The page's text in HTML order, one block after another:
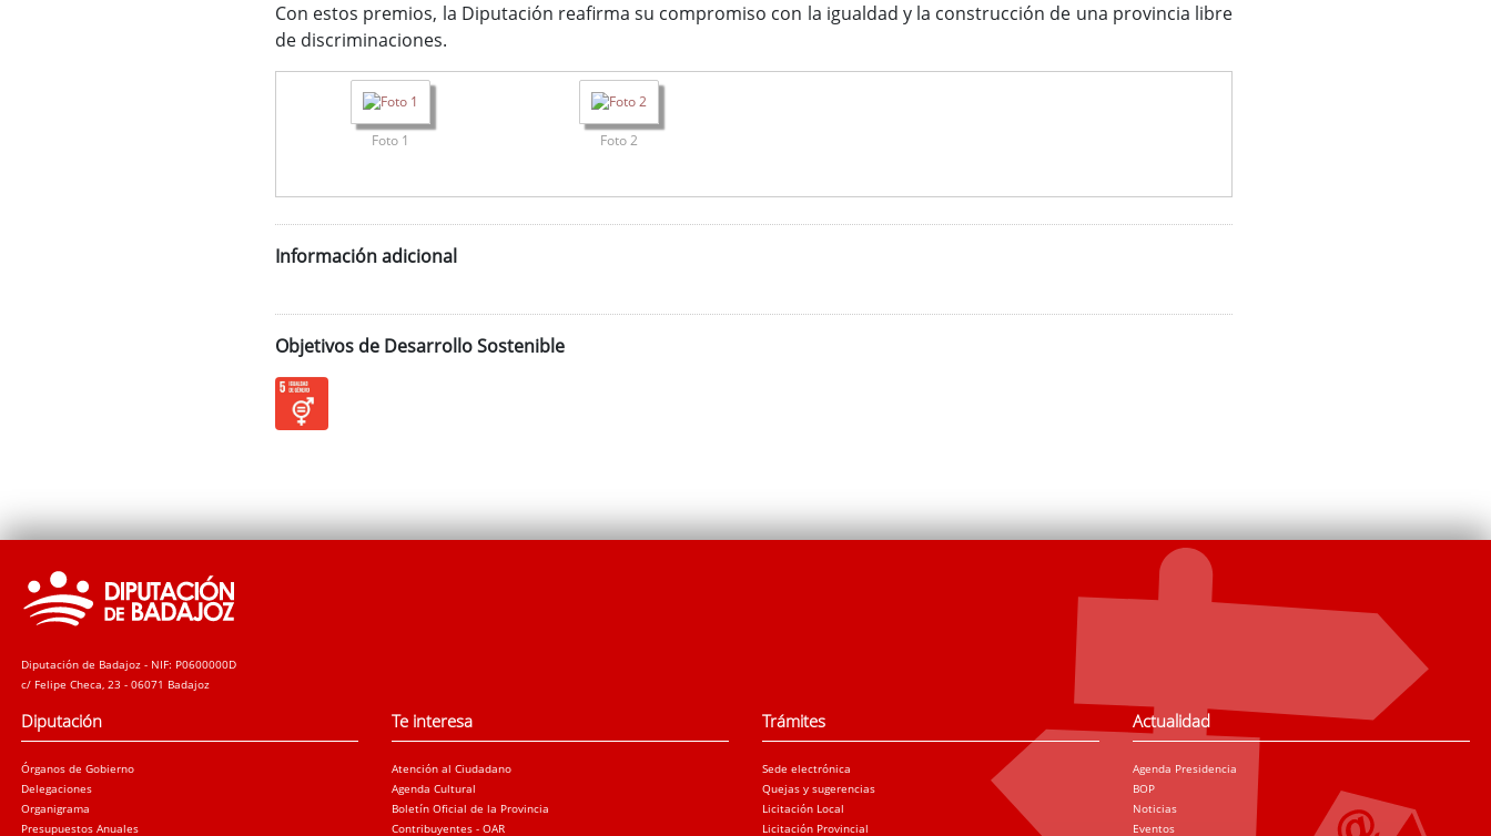
Con estos premios, la Diputación reafirma su compromiso con la igualdad y la construcción de una provincia libre
de discriminaciones.
Foto 1 Foto 2
Información adicional
Objetivos de Desarrollo Sostenible
Diputación de Badajoz - NIF: P0600000D
c/ Felipe Checa, 23 - 06071 Badajoz
Diputación
Órganos de Gobierno
Delegaciones
Organigrama
Presupuestos Anuales
Te interesa
Atención al Ciudadano
Agenda Cultural
Boletín Oficial de la Provincia
Contribuyentes - OAR
Trámites
Sede electrónica
Quejas y sugerencias
Licitación Local
Licitación Provincial
Actualidad
Agenda Presidencia
BOP
Noticias
Eventos